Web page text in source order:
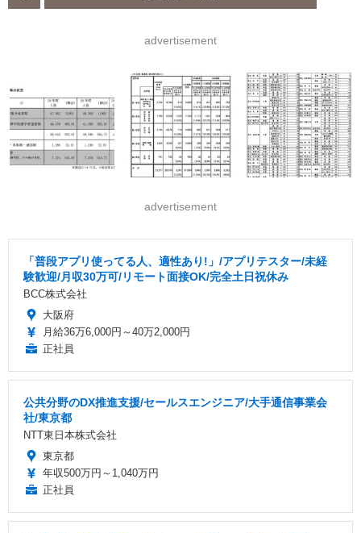
advertisement
advertisement
「普段アプリ使ってる人、適性あり!」/アプリテスター/未経
験歓迎/月収30万可/リモート面接OK/完全土日祝休み
BCC株式会社
大阪府
月給36万6,000円～40万2,000円
正社員
公共分野のDX推進支援/セールスエンジニア/大手通信事業会
社/東京都
NTT東日本株式会社
東京都
年収500万円～1,040万円
正社員